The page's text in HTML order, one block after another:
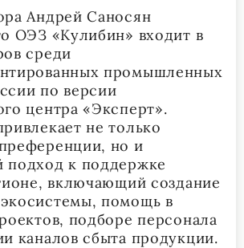
Андрей Саносян
ОЭЗ «Кулибин» входит в
среди
промышленных
по версии
центра «Эксперт».
не только
но и
подход к поддержке
включающий создание
помощь в
подборе персонала
каналов сбыта продукции.